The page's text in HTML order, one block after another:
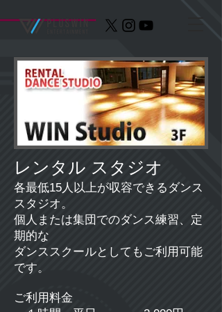
レンタル スタジオ
各最低15人以上が収容できるダンス
スタジオ。
個人または集団でのダンス練習、定
期的な
ダンススクールとしてもご利用可能
です。
ご利用料金